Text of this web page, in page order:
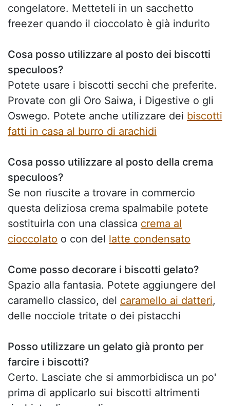
congelatore. Metteteli in un sacchetto
freezer quando il cioccolato è già indurito
Cosa posso utilizzare al posto dei biscotti
speculoos?
Potete usare i biscotti secchi che preferite.
Provate con gli Oro Saiwa, i Digestive o gli
Oswego. Potete anche utilizzare dei biscotti
fatti in casa al burro di arachidi
Cosa posso utilizzare al posto della crema
speculoos?
Se non riuscite a trovare in commercio
questa deliziosa crema spalmabile potete
sostituirla con una classica crema al
cioccolato o con del latte condensato
Come posso decorare i biscotti gelato?
Spazio alla fantasia. Potete aggiungere del
caramello classico, del caramello ai datteri,
delle nocciole tritate o dei pistacchi
Posso utilizzare un gelato già pronto per
farcire i biscotti?
Certo. Lasciate che si ammorbidisca un po'
prima di applicarlo sui biscotti altrimenti